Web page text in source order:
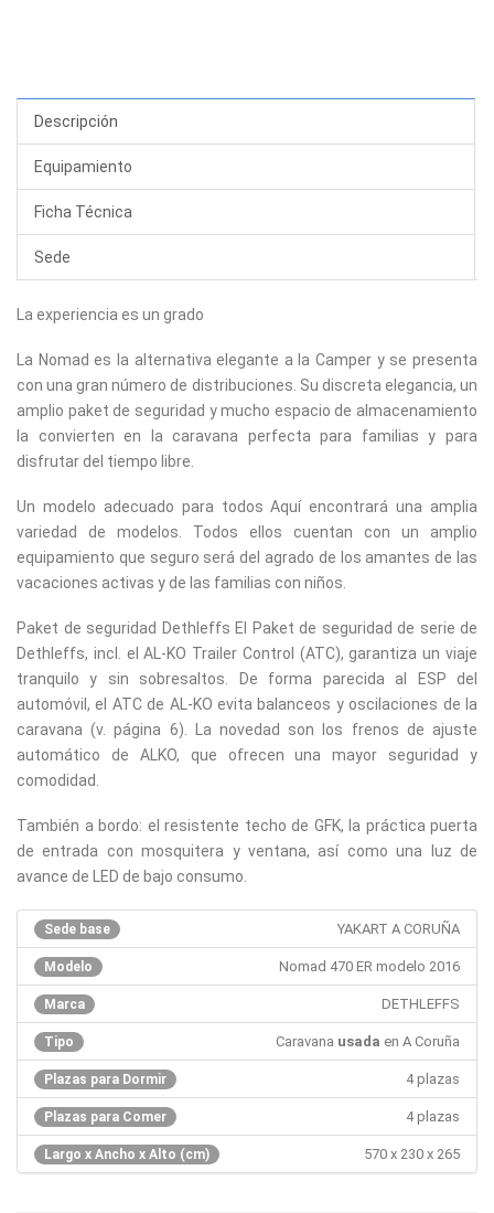
Descripción
Equipamiento
Ficha Técnica
Sede
La experiencia es un grado
La Nomad es la alternativa elegante a la Camper y se presenta
con una gran número de distribuciones. Su discreta elegancia, un
amplio paket de seguridad y mucho espacio de almacenamiento
la convierten en la caravana perfecta para familias y para
disfrutar del tiempo libre.
Un modelo adecuado para todos Aquí encontrará una amplia
variedad de modelos. Todos ellos cuentan con un amplio
equipamiento que seguro será del agrado de los amantes de las
vacaciones activas y de las familias con niños.
Paket de seguridad Dethleffs El Paket de seguridad de serie de
Dethleffs, incl. el AL-KO Trailer Control (ATC), garantiza un viaje
tranquilo y sin sobresaltos. De forma parecida al ESP del
automóvil, el ATC de AL-KO evita balanceos y oscilaciones de la
caravana (v. página 6). La novedad son los frenos de ajuste
automático de ALKO, que ofrecen una mayor seguridad y
comodidad.
También a bordo: el resistente techo de GFK, la práctica puerta
de entrada con mosquitera y ventana, así como una luz de
avance de LED de bajo consumo.
Sede base YAKART A CORUÑA
Modelo Nomad 470 ER modelo 2016
Marca DETHLEFFS
Tipo Caravana usada en A Coruña
Plazas para Dormir 4 plazas
Plazas para Comer 4 plazas
Largo x Ancho x Alto (cm) 570 x 230 x 265